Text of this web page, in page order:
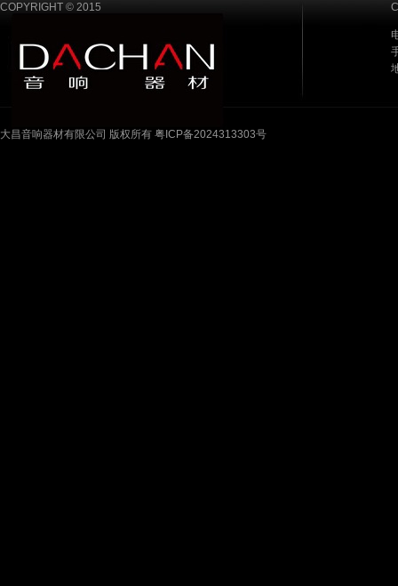
COPYRIGHT © 2015
大昌音响器材有限公司 版权所有 粤ICP备2024313303号